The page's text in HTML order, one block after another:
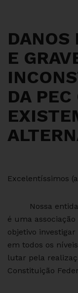
DANOS
E
DA
Excelentíssimos
Nossa
é uma
objetivo
em todos os
lutar pela
Constituição